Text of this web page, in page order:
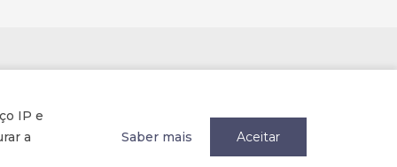
IP e
a
Saber mais Aceitar